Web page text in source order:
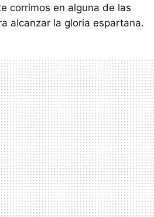
corrimos en alguna de las
alcanzar la gloria espartana.